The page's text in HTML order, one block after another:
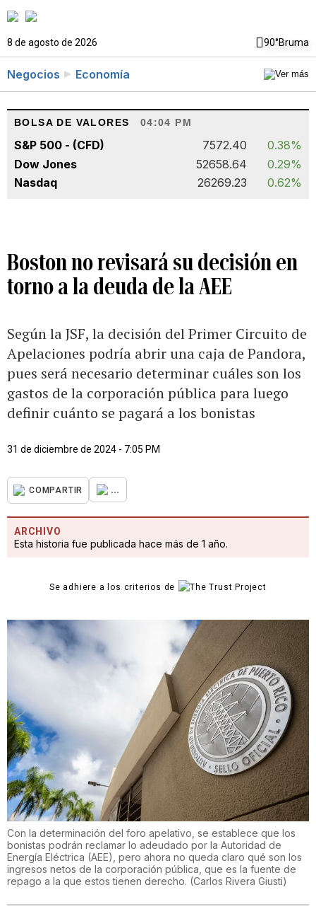
8 de agosto de 2026 90°Bruma
Negocios Economía
BOLSA DE VALORES 04:04 PM
S&P 500 - (CFD) 7572.40
0.38%
Dow Jones
52658.64
0.29%
Nasdaq
26269.23 0.62%
Boston no revisará su decisión en
torno a la deuda de la AEE
Según la JSF, la decisión del Primer Circuito de
Apelaciones podría abrir una caja de Pandora,
pues será necesario determinar cuáles son los
gastos de la corporación pública para luego
definir cuánto se pagará a los bonistas
31 de diciembre de 2024 - 7:05 PM
COMPARTIR ...
ARCHIVO
Esta historia fue publicada hace más de 1 año.
Se adhiere a los criterios de
Con la determinación del foro apelativo, se establece que los
bonistas podrán reclamar lo adeudado por la Autoridad de
Energía Eléctrica (AEE), pero ahora no queda claro qué son los
ingresos netos de la corporación pública, que es la fuente de
repago a la que estos tienen derecho. (Carlos Rivera Giusti)